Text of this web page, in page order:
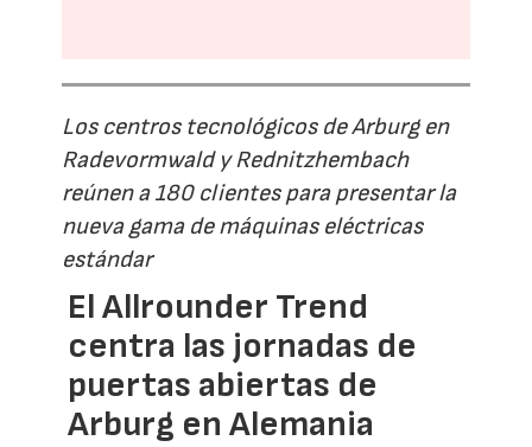
Los centros tecnológicos de Arburg en
Radevormwald y Rednitzhembach
reúnen a 180 clientes para presentar la
nueva gama de máquinas eléctricas
estándar
El Allrounder Trend
centra las jornadas de
puertas abiertas de
Arburg en Alemania